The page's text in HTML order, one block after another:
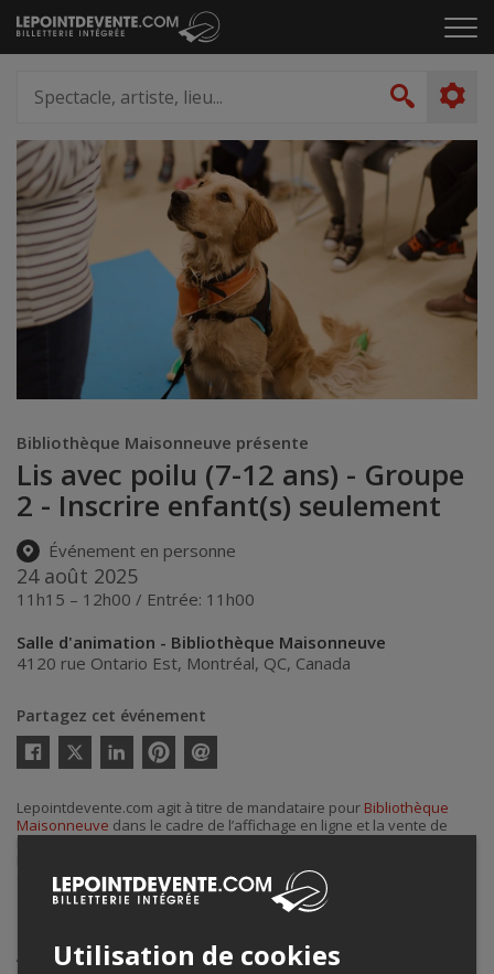
Passer
au
le
artiste,
lieu...
Bibliothèque Maisonneuve présente
Lis avec poilu (7-12 ans) - Groupe
2 - Inscrire enfant(s) seulement
Événement en personne
24 août 2025
11h15 – 12h00 / Entrée: 11h00
Salle d'animation - Bibliothèque Maisonneuve
4120 rue Ontario Est, Montréal, QC, Canada
Partagez cet événement
Twitter
courriel
Lepointdevente.com agit à titre de mandataire pour Bibliothèque
Maisonneuve dans le cadre de l’affichage en ligne et la vente de
contacter l’organisateur de l’événement,Bibliothèque Maisonneuve
+1 514-872-4213.
Achat de billets
Utilisation de cookies